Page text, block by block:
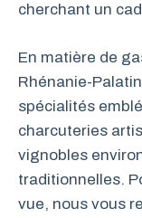
cherchant un
En matière de
Rhénanie-
spécialités
charcuteries
vignobles
traditionnelles.
vue, nous vous